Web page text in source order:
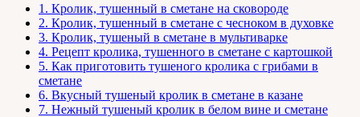
1. Кролик, тушенный в сметане на сковороде
2. Кролик, тушенный в сметане с чесноком в духовке
3. Кролик, тушеный в сметане в мультиварке
4. Рецепт кролика, тушенного в сметане с картошкой
5. Как приготовить тушеного кролика с грибами в
сметане
6. Вкусный тушеный кролик в сметане в казане
7. Нежный тушеный кролик в белом вине и сметане